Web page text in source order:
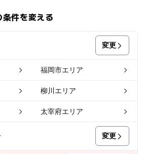
件を変える
変更
福岡市エリア
柳川エリア
太宰府エリア
変更